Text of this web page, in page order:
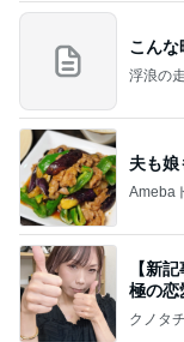
こんな
浮浪の
夫も
Ameba
【新
極の恋
クノタ